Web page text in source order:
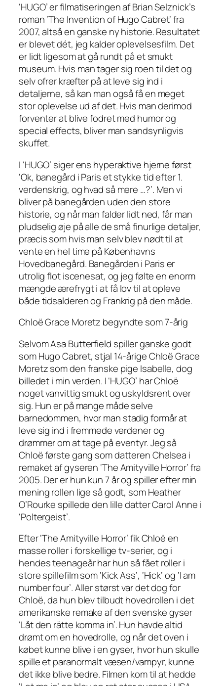
‘HUGO’ er filmatiseringen af Brian Selznick’s
roman ‘The Invention of Hugo Cabret’ fra
2007, altså en ganske ny historie. Resultatet
er blevet dét, jeg kalder oplevelsesfilm. Det
er lidt ligesom at gå rundt på et smukt
museum. Hvis man tager sig roen til det og
selv ofrer kræfter på at leve sig ind i
detaljerne, så kan man også få en meget
stor oplevelse ud af det. Hvis man derimod
forventer at blive fodret med humor og
special effects, bliver man sandsynligvis
skuffet.
I ‘HUGO’ siger ens hyperaktive hjerne først
‘Ok, banegård i Paris et stykke tid efter 1.
verdenskrig, og hvad så mere …?’. Men vi
bliver på banegården uden den store
historie, og når man falder lidt ned, får man
pludselig øje på alle de små finurlige detaljer,
præcis som hvis man selv blev nødt til at
vente en hel time på Københavns
Hovedbanegård. Banegården i Paris er
utrolig flot iscenesat, og jeg følte en enorm
mængde ærefrygt i at få lov til at opleve
både tidsalderen og Frankrig på den måde.
Chloë Grace Moretz begyndte som 7-årig
Selvom Asa Butterfield spiller ganske godt
som Hugo Cabret, stjal 14-årige Chloë Grace
Moretz som den franske pige Isabelle, dog
billedet i min verden. I ‘HUGO’ har Chloë
noget vanvittig smukt og uskyldsrent over
sig. Hunerpå mange måde selve
barnedommen, hvor man stadig formår at
leve sig ind i fremmede verdener og
drømmer om at tage på eventyr. Jeg så
Chloë første gang som datteren Chelsea i
remaket af gyseren ‘The Amityville Horror’ fra
2005. Der er hun kun 7 år og spiller efter min
mening rollen lige så godt, som Heather
O’Rourke spillede den lille datter Carol Anne i
‘Poltergeist’.
Efter ‘The Amityville Horror’ fik Chloë en
masse roller i forskellige tv-serier, og i
hendes teenageår har hun så fået roller i
store spillefilm som ‘Kick Ass’, ‘Hick’ og ‘I am
number four’. Aller størst var det dog for
Chloë, da hun blev tilbudt hovedrollen i det
amerikanske remake af den svenske gyser
‘Låt den rätte komma in’. Hun havde altid
drømt om en hovedrolle, og når det oven i
købet kunne blive i en gyser, hvor hun skulle
spille et paranormalt væsen/vampyr, kunne
det ikke blive bedre. Filmen kom til at hedde